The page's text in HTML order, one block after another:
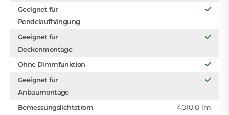
Geeignet für
Pendelaufhängung
Geeignet für
Deckenmontage
Ohne Dimmfunktion
Geeignet für
Anbaumontage
Bemessungslichtstrom
4010.0 lm